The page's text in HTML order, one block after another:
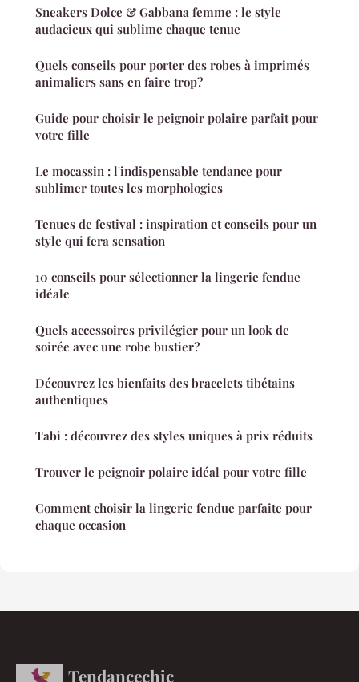
Sneakers Dolce & Gabbana femme : le style
audacieux qui sublime chaque tenue
Quels conseils pour porter des robes à imprimés
animaliers sans en faire trop?
Guide pour choisir le peignoir polaire parfait pour
votre fille
Le mocassin : l'indispensable tendance pour
sublimer toutes les morphologies
Tenues de festival : inspiration et conseils pour un
style qui fera sensation
10 conseils pour sélectionner la lingerie fendue
idéale
Quels accessoires privilégier pour un look de
soirée avec une robe bustier?
Découvrez les bienfaits des bracelets tibétains
authentiques
Tabi : découvrez des styles uniques à prix réduits
Trouver le peignoir polaire idéal pour votre fille
Comment choisir la lingerie fendue parfaite pour
chaque occasion
Tendancechic